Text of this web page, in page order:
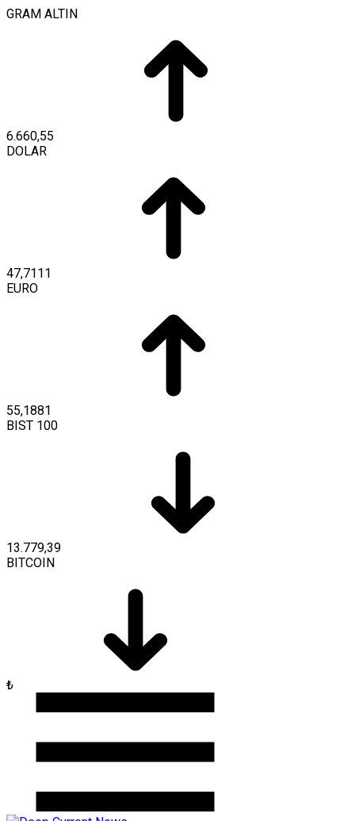
GRAM ALTIN
6.660,55
DOLAR
47,7111
EURO
55,1881
BIST 100
13.779,39
BITCOIN
₺